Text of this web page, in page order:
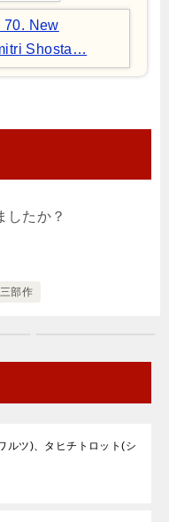
70. New
Shosta…
したか？
部作
ルツ)、タヒチトロット(シ